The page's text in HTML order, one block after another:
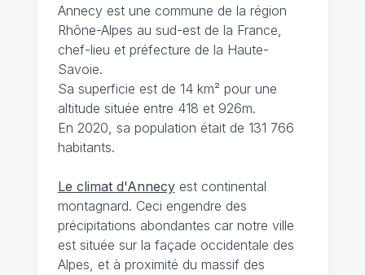
Annecy est une commune de la région
Rhône-Alpes au sud-est de la France,
chef-lieu et préfecture de la Haute-
Savoie.
Sa superficie est de 14 km² pour une
altitude située entre 418 et 926m.
En 2020, sa population était de 131 766
habitants.
Le climat d'Annecyest continental
montagnard. Ceci engendre des
précipitations abondantes car notre ville
est située sur la façade occidentale des
Alpes, et à proximité du massif des